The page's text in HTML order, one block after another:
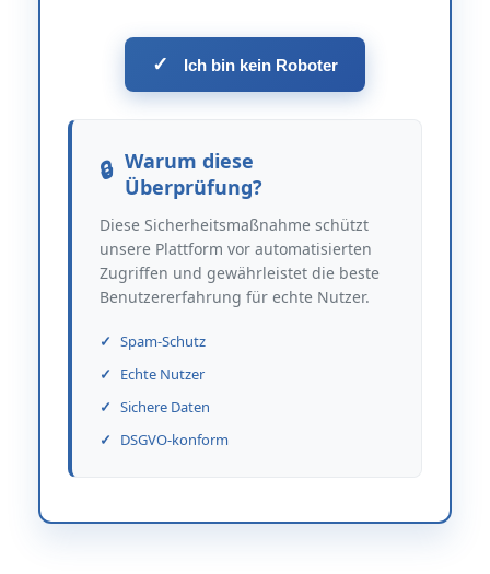
✓ Ich bin kein Roboter
Warum diese
Überprüfung?
Diese Sicherheitsmaßnahme schützt
unsere Plattform vor automatisierten
Zugriffen und gewährleistet die beste
Benutzererfahrung für echte Nutzer.
Spam-Schutz
Echte Nutzer
Sichere Daten
DSGVO-konform